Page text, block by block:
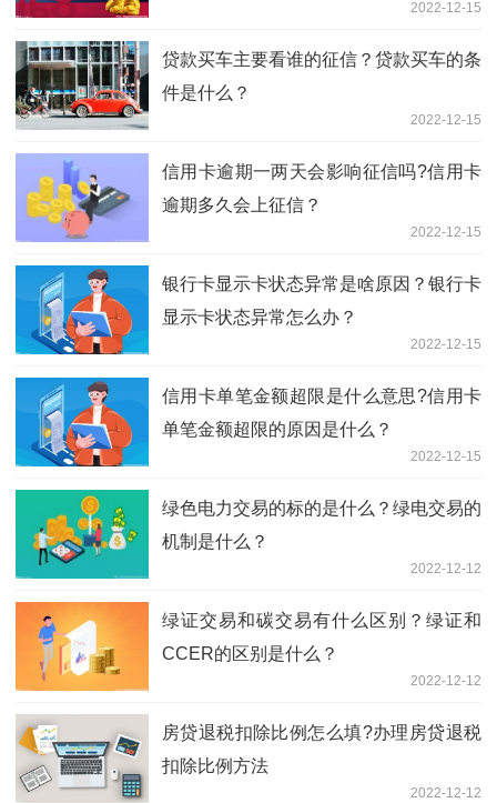
2022-12-15
贷款买车主要看谁的征信？贷款买车的条
件是什么？
2022-12-15
信用卡逾期一两天会影响征信吗?信用卡
逾期多久会上征信？
2022-12-15
银行卡显示卡状态异常是啥原因？银行卡
显示卡状态异常怎么办？
2022-12-15
信用卡单笔金额超限是什么意思?信用卡
单笔金额超限的原因是什么？
2022-12-15
绿色电力交易的标的是什么？绿电交易的
机制是什么？
2022-12-12
绿证交易和碳交易有什么区别？绿证和
CCER的区别是什么？
2022-12-12
房贷退税扣除比例怎么填?办理房贷退税
扣除比例方法
2022-12-12